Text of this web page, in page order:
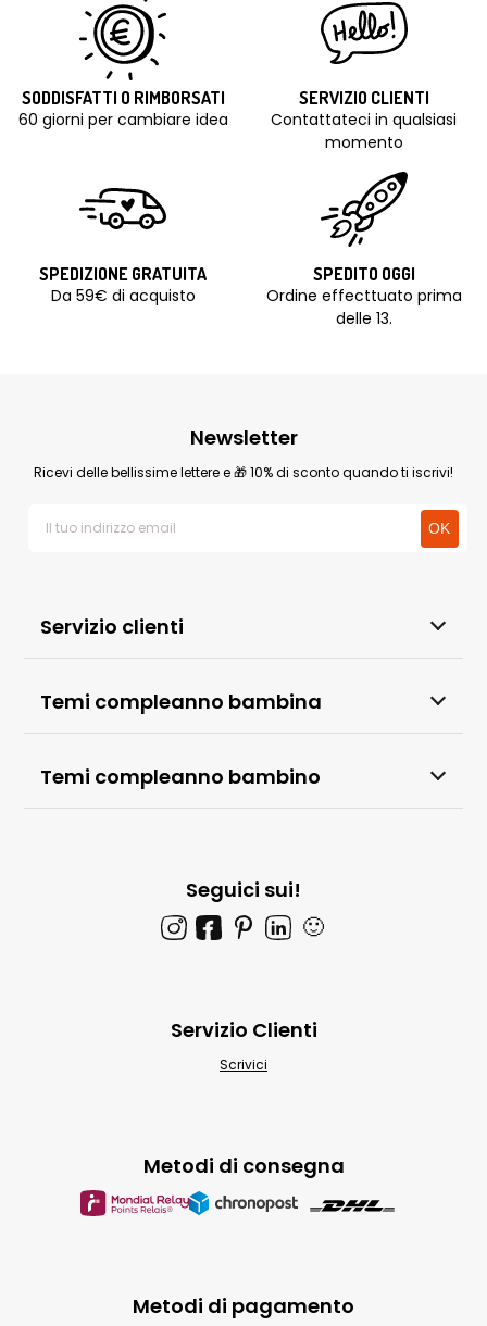
SODDISFATTI O RIMBORSATI
60 giorni per cambiare idea
SERVIZIO CLIENTI
Contattateci in qualsiasi
momento
SPEDIZIONE GRATUITA
Da 59€ di acquisto
SPEDITO OGGI
Ordine effecttuato prima
delle 13.
Servizio clienti
Temi compleanno bambina
Temi compleanno bambino
Newsletter
Ricevi delle bellissime lettere e 🎁 10% di sconto quando ti iscrivi!
Seguici sui!
🙂
Metodi di pagamento
Metodi di consegna
Servizio Clienti
Scrivici